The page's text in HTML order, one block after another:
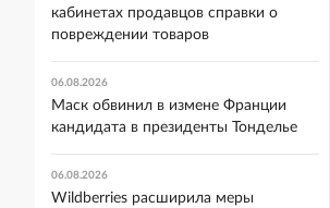
кабинетах продавцов справки о
повреждении товаров
06.08.2026
Маск обвинил в измене Франции
кандидата в президенты Тонделье
06.08.2026
Wildberries расширила меры